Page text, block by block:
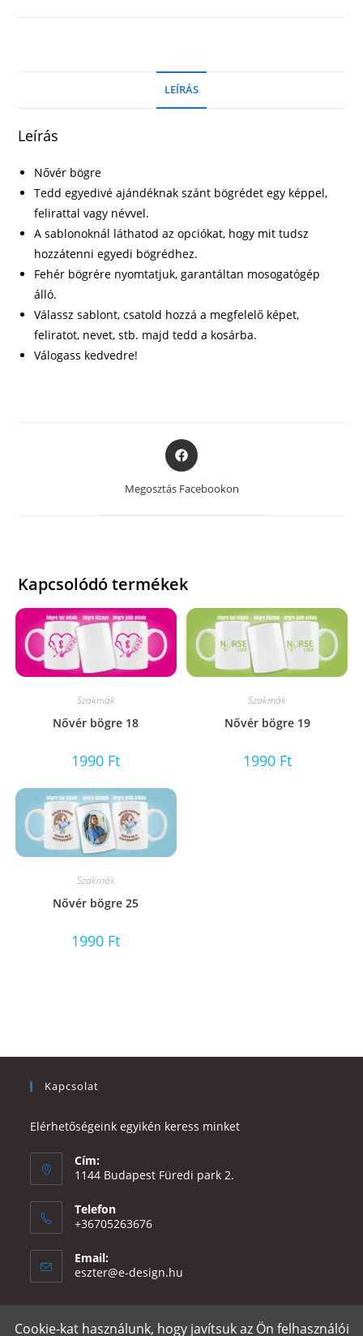
LEÍRÁS
Leírás
Nővér bögre
Tedd egyedivé ajándéknak szánt bögrédet egy képpel,
felirattal vagy névvel.
A sablonoknál láthatod az opciókat, hogy mit tudsz
hozzátenni egyedi bögrédhez.
Fehér bögrére nyomtatjuk, garantáltan mosogatógép
álló.
Válassz sablont, csatold hozzá a megfelelő képet,
feliratot, nevet, stb. majd tedd a kosárba.
Válogass kedvedre!
Opens
in
a
Megosztás Facebookon
Kapcsolódó termékek
Szakmák
Nővér bögre 18
1990 Ft
Szakmák
Nővér bögre 19
1990 Ft
Szakmák
Nővér bögre 25
1990 Ft
Kapcsolat
Elérhetőségeink egyikén keress minket
Cím:
1144 Budapest Füredi park 2.
Telefon
+36705263676
Email:
eszter@e-design.hu
Cookie-kat használunk, hogy javítsuk az Ön felhasználói